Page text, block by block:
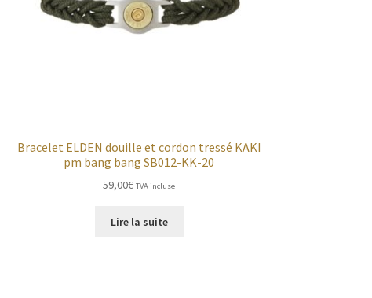
Bracelet ELDEN douille et cordon tressé KAKI
pm bang bang SB012-KK-20
59,00€ TVA incluse
Lire la suite